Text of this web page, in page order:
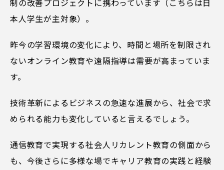
制の改善プロジェクトに携わっています（こちらは日
本人学生が主対象）。
昨今の学習環境の変化により、時間と場所を制限され
ないオンライン教育や遠隔指導は需要が高まっていま
す。
技術革新によるビジネスの急速な進展から、社会で求
められる能力も変化していると言えるでしょう。
通信教育で実現する社会人リカレント教育の側面から
も、今後さらに多様な場でキャリア教育の実践と経験